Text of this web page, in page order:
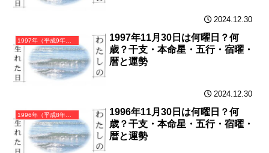
2024.12.30
1997年（平成9年）丁丑（ひのとうし）・丑年（うし年）カレンダー（月曜はじまり）
1997年11月30日は何曜日？何
歳？干支・本命星・五行・宿曜・
暦と運勢
2024.12.30
1996年（平成8年）丙子（ひのえね）・子年（ねずみ年）カレンダー（月曜はじまり）
1996年11月30日は何曜日？何
歳？干支・本命星・五行・宿曜・
暦と運勢